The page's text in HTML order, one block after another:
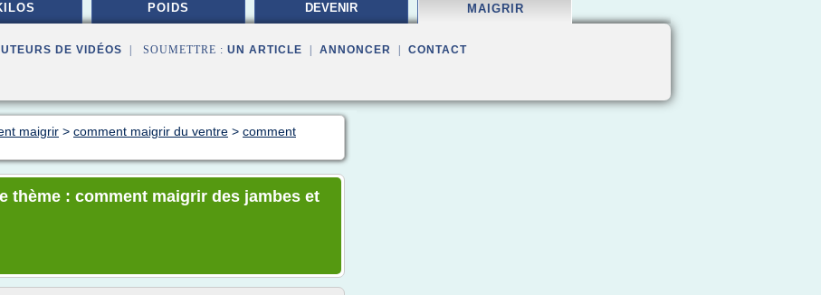
POIDS DEVENIR MAIGRIR
DE VIDÉOS | SOUMETTRE : UN ARTICLE ANNONCER CONTACT
maigrir > comment maigrir du ventre > comment
thème : comment maigrir des jambes et